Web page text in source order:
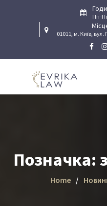
Пн-
01011, м. Київ,
Позначка:
Home